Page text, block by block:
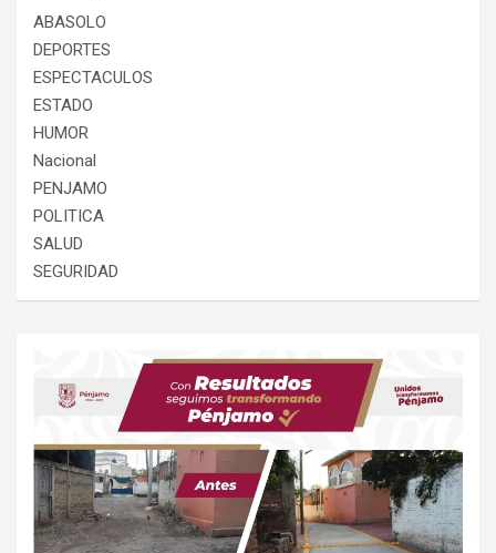
ABASOLO
DEPORTES
ESPECTACULOS
ESTADO
HUMOR
Nacional
PENJAMO
POLITICA
SALUD
SEGURIDAD